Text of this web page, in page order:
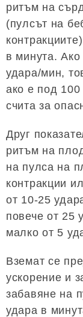
ритъм на
(пулсът на
в минута.
удара/мин,
ако е под
счита за
Друг
ритъм на
на пулса на
контракции
от 10-25
повече от 25
малко от 5
Вземат се
ускорение и
забавяне на
удара в